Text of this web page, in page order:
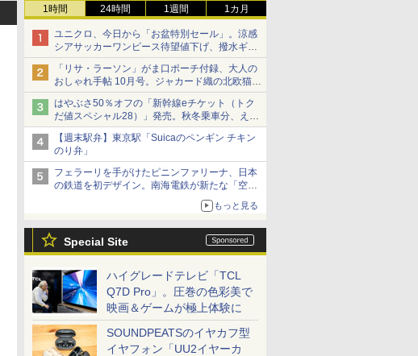
1時間 24時間 1週間 1カ月
ユニクロ、今日から「お盆特別セール」。涼感
シアサッカーワンピース待望値下げ、撥水ギア
ショーツは1990円に
「リサ・ラーソン」がま口ポーチ付録、大人の
おしゃれ手帖 10月号。ジャカード織の北欧猫デ
ザイン
はやぶさ50％オフの「新幹線eチケット（トク
だ値スペシャル28）」発売。秋冬乗車分、えき
ねっと限定
【週末駅弁】東京駅「Suicaのペンギン チキン
のり弁」
フェラーリを手がけたピニンファリーナ、日本
の鉄道を初デザイン。南海電鉄が新たな「空港
もっと見る
Special Site
ハイグレードテレビ「TCL
Q7D Pro」。圧巻の色彩美で
映画＆ゲームが極上体験に
SOUNDPEATSのイヤカフ型
イヤフォン「UU2イヤーカ